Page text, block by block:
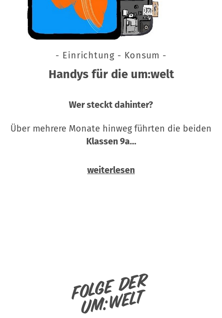
- Einrichtung - Konsum -
Handys für die um:welt
Wer steckt dahinter?
Über mehrere Monate hinweg führten die beiden
Klassen 9a…
weiterlesen
Folge der
um:welt